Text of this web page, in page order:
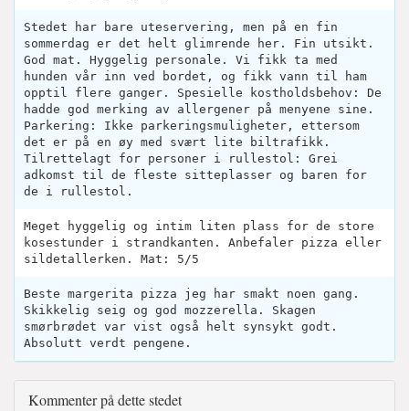
Stedet har bare uteservering, men på en fin
sommerdag er det helt glimrende her. Fin utsikt.
God mat. Hyggelig personale. Vi fikk ta med
hunden vår inn ved bordet, og fikk vann til ham
opptil flere ganger. Spesielle kostholdsbehov: De
hadde god merking av allergener på menyene sine.
Parkering: Ikke parkeringsmuligheter, ettersom
det er på en øy med svært lite biltrafikk.
Tilrettelagt for personer i rullestol: Grei
adkomst til de fleste sitteplasser og baren for
de i rullestol.
Meget hyggelig og intim liten plass for de store
kosestunder i strandkanten. Anbefaler pizza eller
sildetallerken. Mat: 5/5
Beste margerita pizza jeg har smakt noen gang.
Skikkelig seig og god mozzerella. Skagen
smørbrødet var vist også helt synsykt godt.
Absolutt verdt pengene.
Kommenter på dette stedet